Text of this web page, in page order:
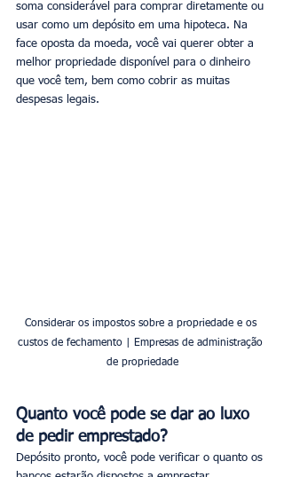
soma considerável para comprar diretamente ou
usar como um depósito em uma hipoteca. Na
face oposta da moeda, você vai querer obter a
melhor propriedade disponível para o dinheiro
que você tem, bem como cobrir as muitas
despesas legais.
Considerar os impostos sobre a propriedade e os
custos de fechamento | Empresas de administração
de propriedade
Quanto você pode se dar ao luxo
de pedir emprestado?
Depósito pronto, você pode verificar o quanto os